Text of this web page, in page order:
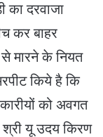
का दरवाजा
कर बाहर
मारने के नियत
किये है कि
को अवगत
श्री यू उदय किरण